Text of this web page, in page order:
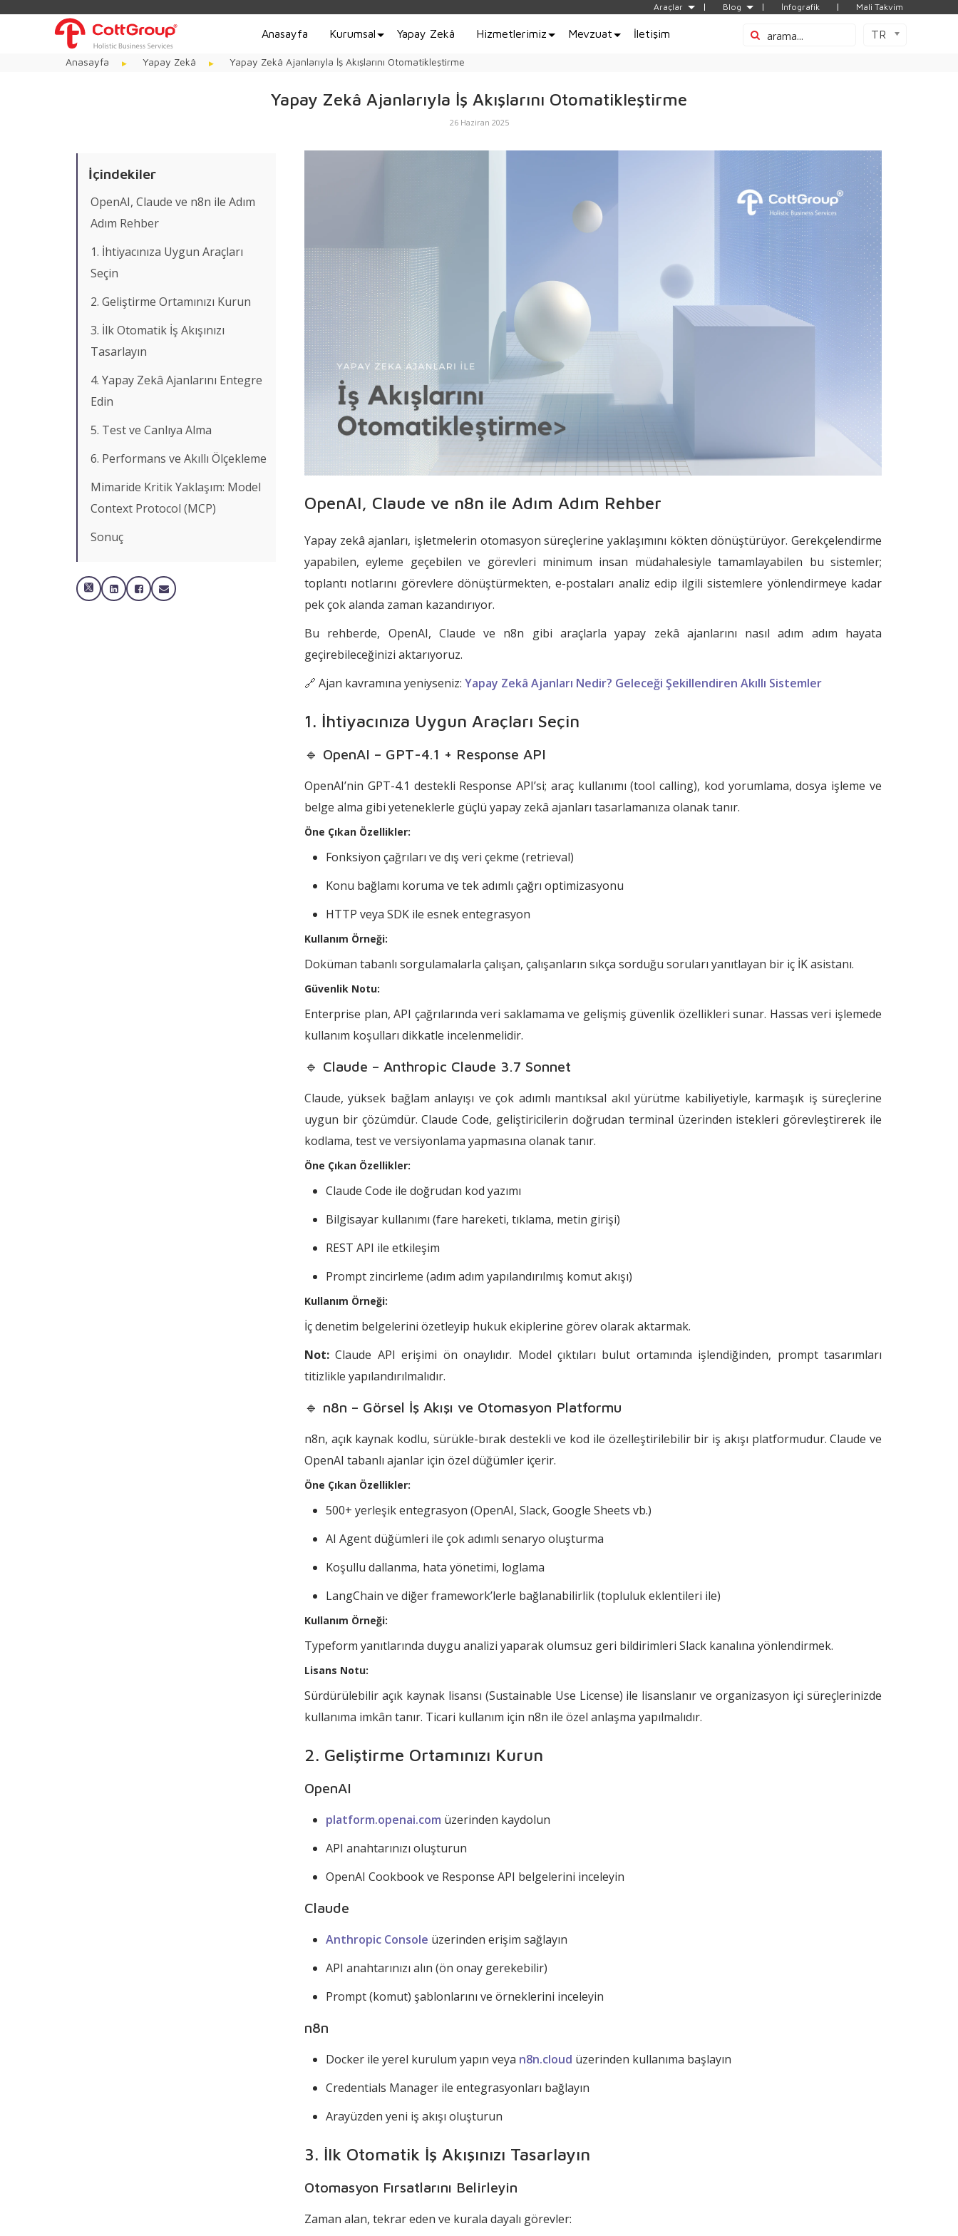
Araçlar Blog İnfografik Mali Takvim
Anasayfa Kurumsal Yapay Zekâ Hizmetlerimiz Mevzuat İletişim TR
Anasayfa Yapay Zekâ Yapay Zekâ Ajanlarıyla İş Akışlarını Otomatikleştirme
Yapay Zekâ Ajanlarıyla İş Akışlarını Otomatikleştirme
26 Haziran 2025
İçindekiler
OpenAI, Claude ve n8n ile Adım
Adım Rehber
1. İhtiyacınıza Uygun Araçları
Seçin
2. Geliştirme Ortamınızı Kurun
3. İlk Otomatik İş Akışınızı
Tasarlayın
4. Yapay Zekâ Ajanlarını Entegre
Edin
5. Test ve Canlıya Alma
6. Performans ve Akıllı Ölçekleme
Mimaride Kritik Yaklaşım: Model
Context Protocol (MCP)
Sonuç
OpenAI, Claude ve n8n ile Adım Adım Rehber
Yapay zekâ ajanları, işletmelerin otomasyon süreçlerine yaklaşımını kökten dönüştürüyor. Gerekçelendirme
yapabilen, eyleme geçebilen ve görevleri minimum insan müdahalesiyle tamamlayabilen bu sistemler;
toplantı notlarını görevlere dönüştürmekten, e-postaları analiz edip ilgili sistemlere yönlendirmeye kadar
pek çok alanda zaman kazandırıyor.
Bu rehberde, OpenAI, Claude ve n8n gibi araçlarla yapay zekâ ajanlarını nasıl adım adım hayata
geçirebileceğinizi aktarıyoruz.
🔗 Ajan kavramına yeniyseniz: Yapay Zekâ Ajanları Nedir? Geleceği Şekillendiren Akıllı Sistemler
1. İhtiyacınıza Uygun Araçları Seçin
🔹 OpenAI – GPT-4.1 + Response API
OpenAI’nin GPT-4.1 destekli Response API’si; araç kullanımı (tool calling), kod yorumlama, dosya işleme ve
belge alma gibi yeteneklerle güçlü yapay zekâ ajanları tasarlamanıza olanak tanır.
Öne Çıkan Özellikler:
Fonksiyon çağrıları ve dış veri çekme (retrieval)
Konu bağlamı koruma ve tek adımlı çağrı optimizasyonu
HTTP veya SDK ile esnek entegrasyon
Kullanım Örneği:
Doküman tabanlı sorgulamalarla çalışan, çalışanların sıkça sorduğu soruları yanıtlayan bir iç İK asistanı.
Güvenlik Notu:
Enterprise plan, API çağrılarında veri saklamama ve gelişmiş güvenlik özellikleri sunar. Hassas veri işlemede
kullanım koşulları dikkatle incelenmelidir.
🔹 Claude – Anthropic Claude 3.7 Sonnet
Claude, yüksek bağlam anlayışı ve çok adımlı mantıksal akıl yürütme kabiliyetiyle, karmaşık iş süreçlerine
uygun bir çözümdür. Claude Code, geliştiricilerin doğrudan terminal üzerinden istekleri görevleştirerek ile
kodlama, test ve versiyonlama yapmasına olanak tanır.
Öne Çıkan Özellikler:
Claude Code ile doğrudan kod yazımı
Bilgisayar kullanımı (fare hareketi, tıklama, metin girişi)
REST API ile etkileşim
Prompt zincirleme (adım adım yapılandırılmış komut akışı)
Kullanım Örneği:
İç denetim belgelerini özetleyip hukuk ekiplerine görev olarak aktarmak.
Not: Claude API erişimi ön onaylıdır. Model çıktıları bulut ortamında işlendiğinden, prompt tasarımları
titizlikle yapılandırılmalıdır.
🔹 n8n – Görsel İş Akışı ve Otomasyon Platformu
n8n, açık kaynak kodlu, sürükle-bırak destekli ve kod ile özelleştirilebilir bir iş akışı platformudur. Claude ve
OpenAI tabanlı ajanlar için özel düğümler içerir.
Öne Çıkan Özellikler:
500+ yerleşik entegrasyon (OpenAI, Slack, Google Sheets vb.)
AI Agent düğümleri ile çok adımlı senaryo oluşturma
Koşullu dallanma, hata yönetimi, loglama
LangChain ve diğer framework’lerle bağlanabilirlik (topluluk eklentileri ile)
Kullanım Örneği:
Typeform yanıtlarında duygu analizi yaparak olumsuz geri bildirimleri Slack kanalına yönlendirmek.
Lisans Notu:
Sürdürülebilir açık kaynak lisansı (Sustainable Use License) ile lisanslanır ve organizasyon içi süreçlerinizde
kullanıma imkân tanır. Ticari kullanım için n8n ile özel anlaşma yapılmalıdır.
2. Geliştirme Ortamınızı Kurun
OpenAI
platform.openai.com üzerinden kaydolun
API anahtarınızı oluşturun
OpenAI Cookbook ve Response API belgelerini inceleyin
Claude
Anthropic Console üzerinden erişim sağlayın
API anahtarınızı alın (ön onay gerekebilir)
Prompt (komut) şablonlarını ve örneklerini inceleyin
n8n
Docker ile yerel kurulum yapın veya n8n.cloud üzerinden kullanıma başlayın
Credentials Manager ile entegrasyonları bağlayın
Arayüzden yeni iş akışı oluşturun
3. İlk Otomatik İş Akışınızı Tasarlayın
Otomasyon Fırsatlarını Belirleyin
Zaman alan, tekrar eden ve kurala dayalı görevler: